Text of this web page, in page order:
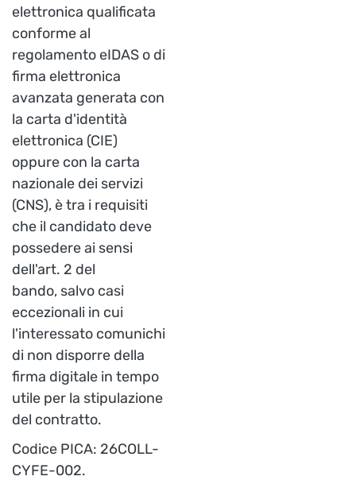
elettronica qualificata
conforme al
regolamento eIDAS o di
firma elettronica
avanzata generata con
la carta d'identità
elettronica (CIE)
oppure con la carta
nazionale dei servizi
(CNS), è tra i requisiti
che il candidato deve
possedere ai sensi
dell'art. 2 del
bando, salvo casi
eccezionali in cui
l'interessato comunichi
di non disporre della
firma digitale in tempo
utile per la stipulazione
del contratto.
Codice PICA: 26COLL-
CYFE-002.